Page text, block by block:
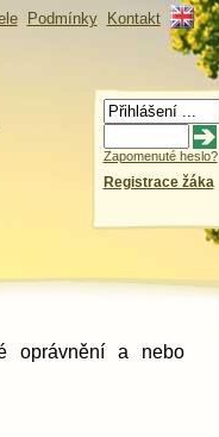
Podmínky Kontakt
Zapomenuté heslo?
Registrace žáka
oprávnění a nebo